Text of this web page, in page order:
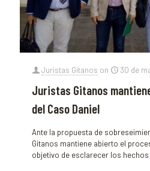
Juristas Gitanos on 30 de
Juristas Gitanos
del Caso Daniel
Ante la propuesta de
Gitanos mantiene abierto el
objetivo de esclarecer los